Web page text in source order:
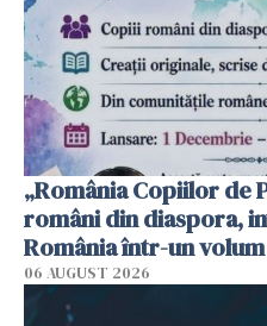
„România Copiilor de
români din diaspora,
România într-un
06 AUGUST 2026